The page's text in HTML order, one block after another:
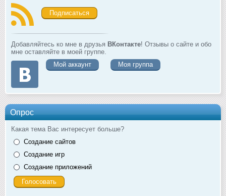
Подписаться
Добавляйтесь ко мне в друзья ВКонтакте! Отзывы о сайте и обо
мне оставляйте в моей группе.
Мой аккаунт
Моя группа
Опрос
Какая тема Вас интересует больше?
Создание сайтов
Создание игр
Создание приложений